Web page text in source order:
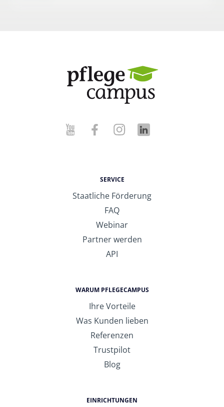
SERVICE
Staatliche Förderung
FAQ
Webinar
Partner werden
API
WARUM PFLEGECAMPUS
Ihre Vorteile
Was Kunden lieben
Referenzen
Trustpilot
Blog
EINRICHTUNGEN